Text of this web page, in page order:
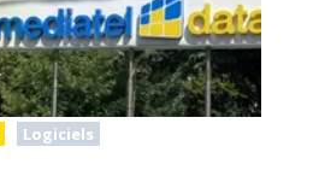
Logiciels